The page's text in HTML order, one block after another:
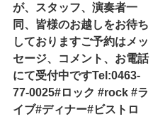
が、スタッフ、演奏者一
同、皆様のお越しをお待ち
しておりますご予約はメッ
セージ、コメント、お電話
にて受付中ですTel:0463-
77-0025#ロック #rock #ラ
イブ#ディナー#ビストロ